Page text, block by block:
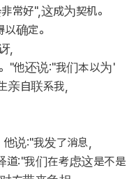
常好",这成为契机。
确定。
,
"他还说:"我们本以为'
亲自联系我,
说:"我发了消息,
道:"我们在考虑这是不是